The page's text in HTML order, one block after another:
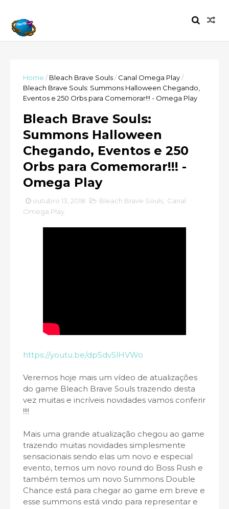
Home / Bleach Brave Souls/ Canal Omega Play/
Bleach Brave Souls: Summons Halloween Chegando,
Eventos e 250 Orbs para Comemorar!!! - Omega Play
Bleach Brave Souls:
Summons Halloween
Chegando, Eventos e 250
Orbs para Comemorar!!! -
Omega Play
outubro 13, 2018 Bleach Brave Souls Canal
Omega Play
https://youtu.be/dp5dvSlHVWo
Veremos hoje mais um vídeo de atualizações
do game Bleach Brave Souls trazendo desta
vez muitas e incríveis novidades vamos conferir
!!!!
Mais uma grande atualização chegou ao game
trazendo muitas novidades simplesmente
sensacionais sendo elas um novo e especial
evento, temos um novo round do Boss Rush e
também temos um novo Summons Double
Chance está para chegar ao game em breve e
esse summons está vindo para representar e